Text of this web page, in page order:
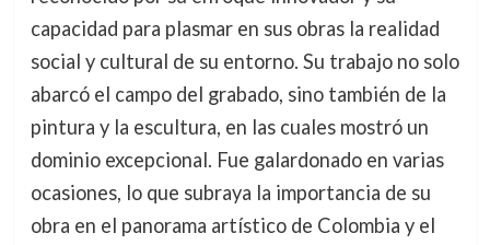
capacidad para plasmar en sus obras la realidad
social y cultural de su entorno. Su trabajo no solo
abarcó el campo del grabado, sino también de la
pintura y la escultura, en las cuales mostró un
dominio excepcional. Fue galardonado en varias
ocasiones, lo que subraya la importancia de su
obra en el panorama artístico de Colombia y el